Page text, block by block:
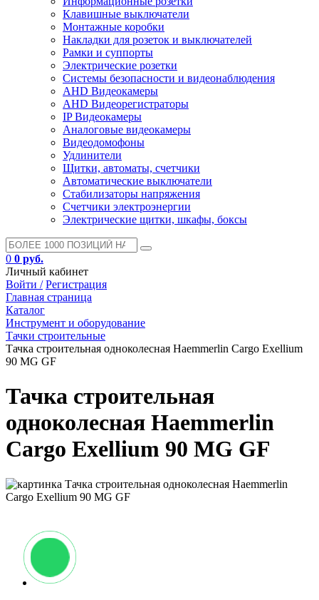
Клавишные выключатели
Монтажные коробки
Накладки для розеток и выключателей
Рамки и суппорты
Электрические розетки
Системы безопасности и видеонаблюдения
AHD Видеокамеры
AHD Видеорегистраторы
IP Видеокамеры
Аналоговые видеокамеры
Видеодомофоны
Удлинители
Щитки, автоматы, счетчики
Автоматические выключатели
Стабилизаторы напряжения
Счетчики электроэнергии
Электрические щитки, шкафы, боксы
0 0 руб.
Личный кабинет
Войти / Регистрация
Главная страница
Каталог
Инструмент и оборудование
Тачки строительные
Тачка строительная одноколесная Haemmerlin Cargo Exellium
90 MG GF
Тачка строительная
одноколесная Haemmerlin
Cargo Exellium 90 MG GF